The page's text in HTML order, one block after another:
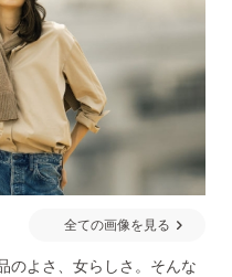
全ての画像を見る
のよさ、女らしさ。そんな